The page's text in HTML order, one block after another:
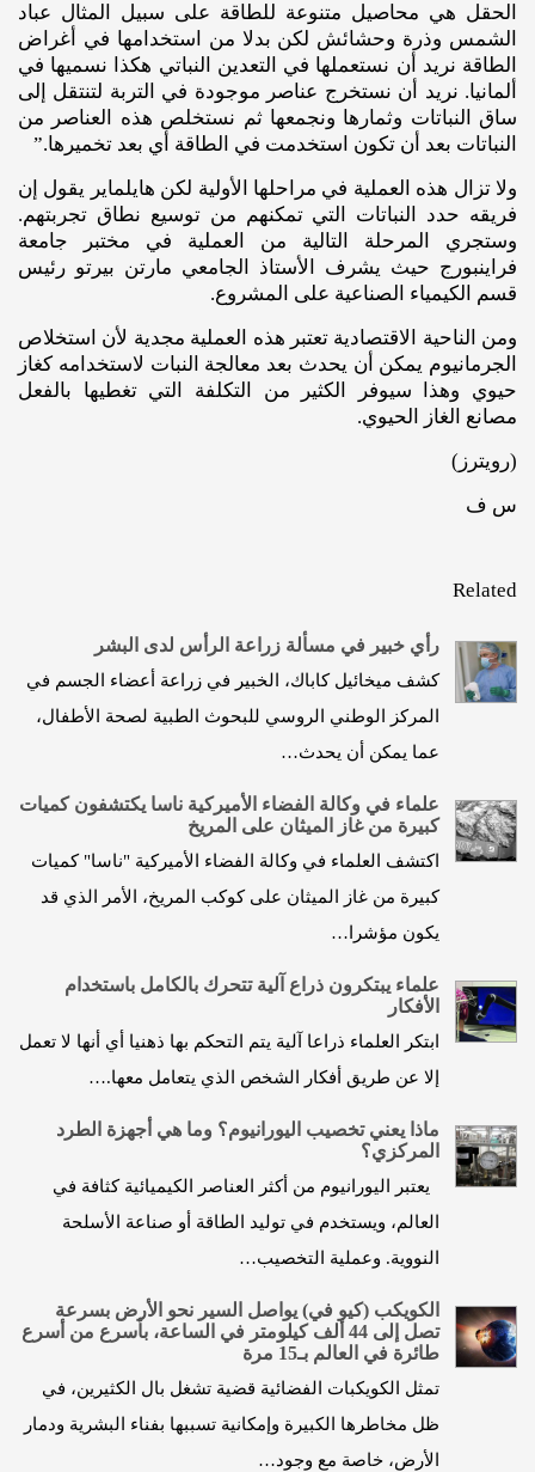
الحقل هي محاصيل متنوعة للطاقة على سبيل المثال عباد
الشمس وذرة وحشائش لكن بدلا من استخدامها في أغراض
الطاقة نريد أن نستعملها في التعدين النباتي هكذا نسميها في
ألمانيا. نريد أن نستخرج عناصر موجودة في التربة لتنتقل إلى
ساق النباتات وثمارها ونجمعها ثم نستخلص هذه العناصر من
النباتات بعد أن تكون استخدمت في الطاقة أي بعد تخميرها.”
ولا تزال هذه العملية في مراحلها الأولية لكن هايلماير يقول إن
فريقه حدد النباتات التي تمكنهم من توسيع نطاق تجربتهم.
وستجري المرحلة التالية من العملية في مختبر جامعة
فراينبورج حيث يشرف الأستاذ الجامعي مارتن بيرتو رئيس
قسم الكيمياء الصناعية على المشروع.
ومن الناحية الاقتصادية تعتبر هذه العملية مجدية لأن استخلاص
الجرمانيوم يمكن أن يحدث بعد معالجة النبات لاستخدامه كغاز
حيوي وهذا سيوفر الكثير من التكلفة التي تغطيها بالفعل
مصانع الغاز الحيوي.
(رويترز)
س ف
Related
رأي خبير في مسألة زراعة الرأس لدى البشر
كشف ميخائيل كاباك، الخبير في زراعة أعضاء الجسم في
المركز الوطني الروسي للبحوث الطبية لصحة الأطفال،
عما يمكن أن يحدث…
علماء في وكالة الفضاء الأميركية ناسا يكتشفون كميات
كبيرة من غاز الميثان على المريخ
اكتشف العلماء في وكالة الفضاء الأميركية "ناسا" كميات
كبيرة من غاز الميثان على كوكب المريخ، الأمر الذي قد
يكون مؤشرا…
علماء يبتكرون ذراع آلية تتحرك بالكامل باستخدام
الأفكار
ابتكر العلماء ذراعا آلية يتم التحكم بها ذهنيا أي أنها لا تعمل
إلا عن طريق أفكار الشخص الذي يتعامل معها.…
ماذا يعني تخصيب اليورانيوم؟ وما هي أجهزة الطرد
المركزي؟
يعتبر اليورانيوم من أكثر العناصر الكيميائية كثافة في
العالم، ويستخدم في توليد الطاقة أو صناعة الأسلحة
النووية. وعملية التخصيب…
الكويكب (كيو في) يواصل السير نحو الأرض بسرعة
تصل إلى 44 ألف كيلومتر في الساعة، بأسرع من أسرع
طائرة في العالم بـ15 مرة
تمثل الكويكبات الفضائية قضية تشغل بال الكثيرين، في
ظل مخاطرها الكبيرة وإمكانية تسببها بفناء البشرية ودمار
الأرض، خاصة مع وجود…